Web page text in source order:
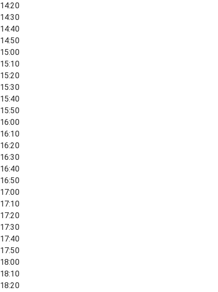
14:20
14:30
14:40
14:50
15:00
15:10
15:20
15:30
15:40
15:50
16:00
16:10
16:20
16:30
16:40
16:50
17:00
17:10
17:20
17:30
17:40
17:50
18:00
18:10
18:20